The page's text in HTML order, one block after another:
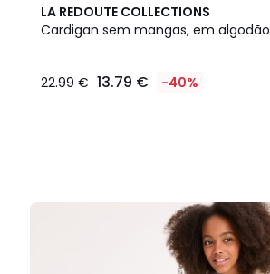
LA REDOUTE COLLECTIONS
Cardigan sem mangas, em algodão
22.99 € 13.79 € -40%